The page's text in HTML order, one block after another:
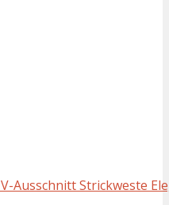
Ausschnitt Strickweste